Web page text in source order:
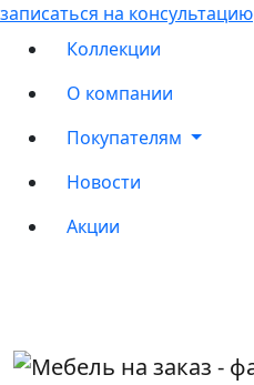
записаться на консультацию
Коллекции
О компании
Покупателям
Новости
Акции